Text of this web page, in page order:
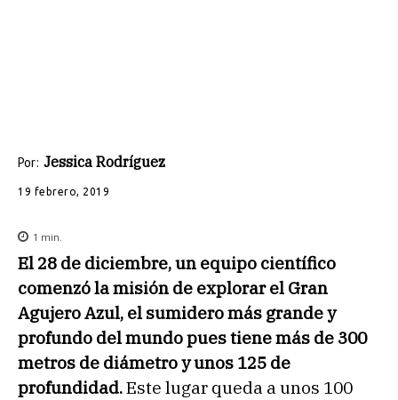
Por: Jessica Rodríguez
19 febrero, 2019
1 min.
El 28 de diciembre, un equipo científico
comenzó la misión de explorar el Gran
Agujero Azul, el sumidero más grande y
profundo del mundo pues tiene más de 300
metros de diámetro y unos 125 de
profundidad.Este lugar queda a unos 100